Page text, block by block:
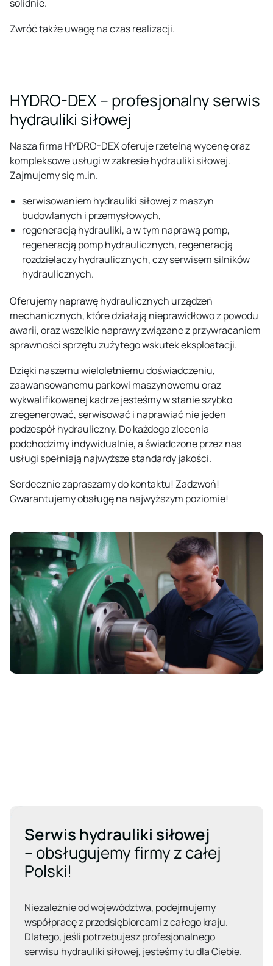
solidnie.
Zwróć także uwagę na czas realizacji.
HYDRO-DEX – profesjonalny serwis
hydrauliki siłowej
Nasza firma HYDRO-DEX oferuje rzetelną wycenę oraz
kompleksowe usługi w zakresie hydrauliki siłowej.
Zajmujemy się m.in.
serwisowaniem hydrauliki siłowej z maszyn
budowlanych i przemysłowych,
regeneracją hydrauliki, a w tym naprawą pomp,
regeneracją pomp hydraulicznych, regeneracją
rozdzielaczy hydraulicznych, czy serwisem silników
hydraulicznych.
Oferujemy naprawę hydraulicznych urządzeń
mechanicznych, które działają nieprawidłowo z powodu
awarii, oraz wszelkie naprawy związane z przywracaniem
sprawności sprzętu zużytego wskutek eksploatacji.
Dzięki naszemu wieloletniemu doświadczeniu,
zaawansowanemu parkowi maszynowemu oraz
wykwalifikowanej kadrze jesteśmy w stanie szybko
zregenerować, serwisować i naprawiać nie jeden
podzespół hydrauliczny. Do każdego zlecenia
podchodzimy indywidualnie, a świadczone przez nas
usługi spełniają najwyższe standardy jakości.
Serdecznie zapraszamy do kontaktu! Zadzwoń!
Gwarantujemy obsługę na najwyższym poziomie!
Serwis hydrauliki siłowej
– obsługujemy firmy z całej
Polski!
Niezależnie od województwa, podejmujemy
współpracę z przedsiębiorcami z całego kraju.
Dlatego, jeśli potrzebujesz profesjonalnego
serwisu hydrauliki siłowej, jesteśmy tu dla Ciebie.